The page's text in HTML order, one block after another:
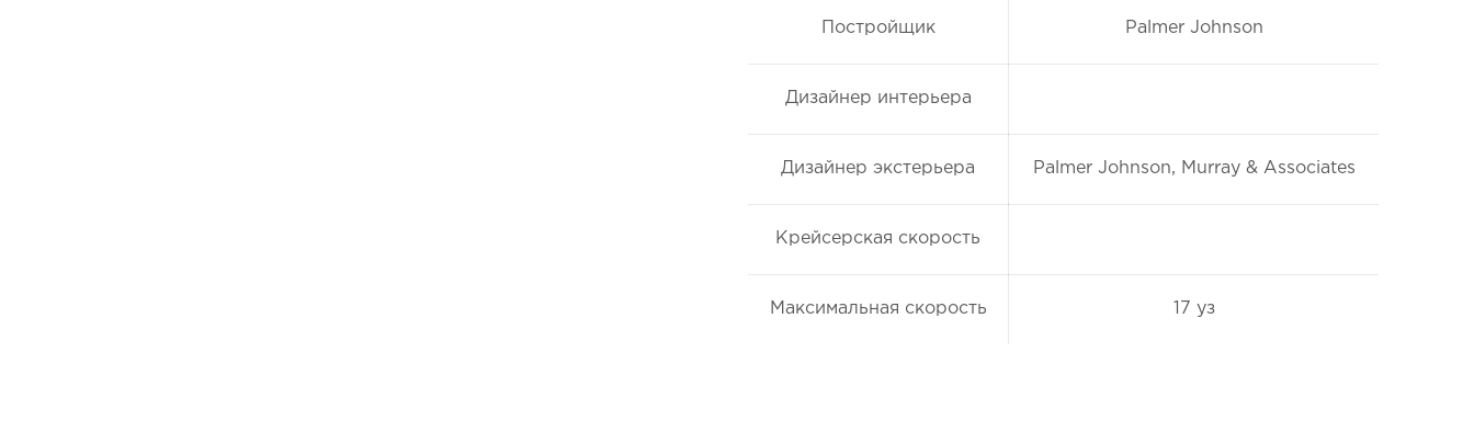
Постройщик Palmer Johnson
Дизайнер интерьера
Дизайнер экстерьера Palmer Johnson, Murray & Associates
Крейсерская скорость
Максимальная скорость 17 уз